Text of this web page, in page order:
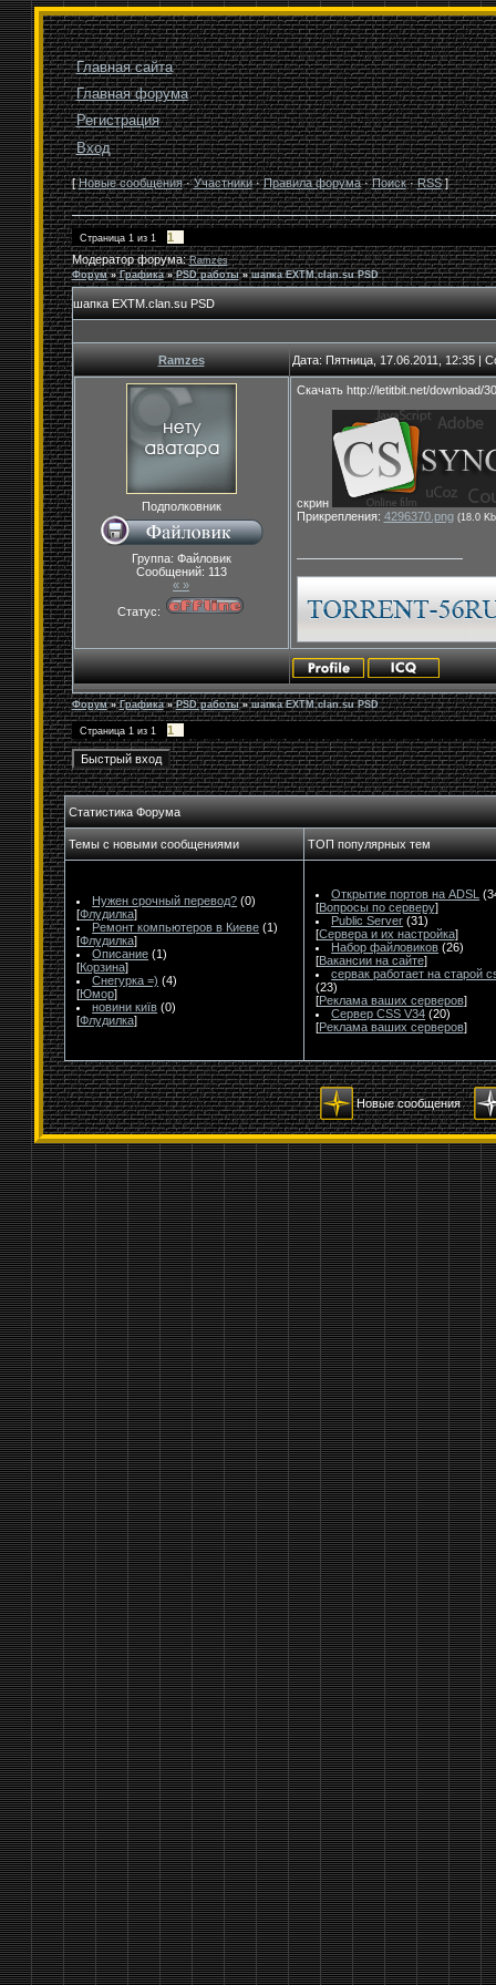
Главная сайта
Главная форума
Регистрация
Вход
[Новые сообщения·Участники·Правила форума·Поиск·RSS]
Страница 1 из 1
1
Модератор форума:Ramzes
Форум » Графика » PSD работы » шапка EXTM.clan.su PSD
шапка EXTM.clan.su PSD
Ramzes Дата: Пятница, 17.06.2011, 12:35 |
Подполковник
Группа: Файловик
Сообщений: 113
« »
Статус:
Скачать http://letitbit.net/download/
скрин
Прикрепления: 4296370.png (18.0
Форум » Графика » PSD работы » шапка EXTM.clan.su PSD
Страница 1 из 1 1
Статистика Форума
Темы с новыми сообщениями ТОП популярных тем
Нужен срочный перевод? (0)
[Флудилка]
Ремонт компьютеров в Киеве (1)
[Флудилка]
Описание (1)
[Корзина]
Снегурка =) (4)
[Юмор]
новини київ (0)
[Флудилка]
Открытие портов на ADSL
[Вопросы по серверу]
Public Server (31)
[Сервера и их настройка]
Набор файловиков (26)
[Вакансии на сайте]
сервак работает на старой
(23)
[Реклама ваших серверов]
Сервер CSS V34 (20)
[Реклама ваших серверов]
Новые сообщения